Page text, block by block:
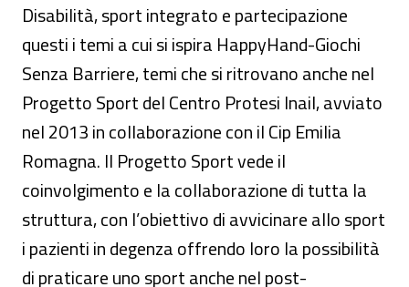
Disabilità, sport integrato e partecipazione
questi i temi a cui si ispira HappyHand-Giochi
Senza Barriere, temi che si ritrovano anche nel
Progetto Sport del Centro Protesi Inail, avviato
nel 2013 in collaborazione con il Cip Emilia
Romagna. Il Progetto Sport vede il
coinvolgimento e la collaborazione di tutta la
struttura, con l’obiettivo di avvicinare allo sport
i pazienti in degenza offrendo loro la possibilità
di praticare uno sport anche nel post-